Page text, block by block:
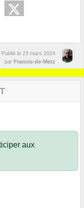
Publié le 23 mars 2024
par Francis-de-Metz
aux